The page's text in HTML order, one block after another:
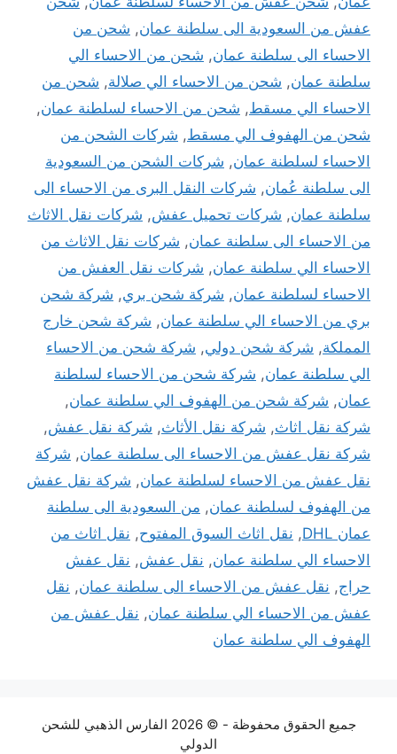
عفش من السعودية الى سلطنة عمان, شحن من
الاحساء الى سلطنة عمان, شحن من الاحساء الي
سلطنة عمان, شحن من الاحساء الي صلالة, شحن من
الاحساء الي مسقط, شحن من الاحساء لسلطنة عمان,
شحن من الهفوف الي مسقط, شركات الشحن من
الاحساء لسلطنة عمان, شركات الشحن من السعودية
الى سلطنة عُمان, شركات النقل البرى من الاحساء الى
سلطنة عمان, شركات تحميل عفش, شركات نقل الاثاث
من الاحساء الى سلطنة عمان, شركات نقل الاثاث من
الاحساء الي سلطنة عمان, شركات نقل العفش من
الاحساء لسلطنة عمان, شركة شحن بري, شركة شحن
بري من الاحساء الي سلطنة عمان, شركة شحن خارج
المملكة, شركة شحن دولي, شركة شحن من الاحساء
الي سلطنة عمان, شركة شحن من الاحساء لسلطنة
عمان, شركة شحن من الهفوف الي سلطنة عمان,
شركة نقل اثاث, شركة نقل الأثاث, شركة نقل عفش,
شركة نقل عفش من الاحساء الى سلطنة عمان, شركة
نقل عفش من الاحساء لسلطنة عمان, شركة نقل عفش
من الهفوف لسلطنة عمان, من السعودية الى سلطنة
عمان DHL
, نقل اثاث السوق المفتوح, نقل اثاث من
الاحساء الي سلطنة عمان, نقل عفش, نقل عفش
حراج, نقل عفش من الاحساء الى سلطنة عمان, نقل
عفش من الاحساء الي سلطنة عمان, نقل عفش من
الهفوف الي سلطنة عمان
جميع الحقوق محفوظة - © 2026 الفارس الذهبي للشحن
الدولي